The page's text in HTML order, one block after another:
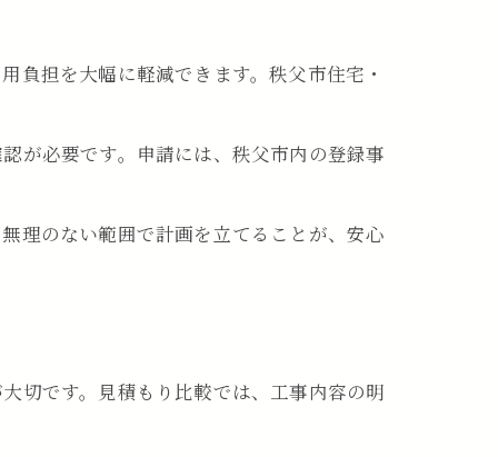
負担を大幅に軽減できます。秩父市住宅・
が必要です。申請には、秩父市内の登録事
理のない範囲で計画を立てることが、安心
切です。見積もり比較では、工事内容の明